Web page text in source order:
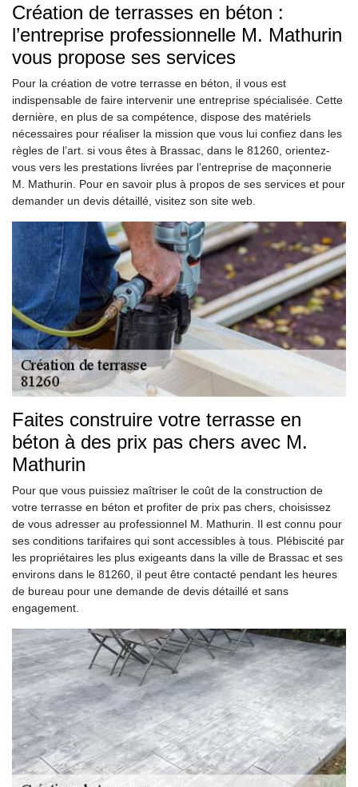
Création de terrasses en béton :
l’entreprise professionnelle M. Mathurin
vous propose ses services
Pour la création de votre terrasse en béton, il vous est
indispensable de faire intervenir une entreprise spécialisée. Cette
dernière, en plus de sa compétence, dispose des matériels
nécessaires pour réaliser la mission que vous lui confiez dans les
règles de l’art. si vous êtes à Brassac, dans le 81260, orientez-
vous vers les prestations livrées par l’entreprise de maçonnerie
M. Mathurin. Pour en savoir plus à propos de ses services et pour
demander un devis détaillé, visitez son site web.
Faites construire votre terrasse en
béton à des prix pas chers avec M.
Mathurin
Pour que vous puissiez maîtriser le coût de la construction de
votre terrasse en béton et profiter de prix pas chers, choisissez
de vous adresser au professionnel M. Mathurin. Il est connu pour
ses conditions tarifaires qui sont accessibles à tous. Plébiscité par
les propriétaires les plus exigeants dans la ville de Brassac et ses
environs dans le 81260, il peut être contacté pendant les heures
de bureau pour une demande de devis détaillé et sans
engagement.